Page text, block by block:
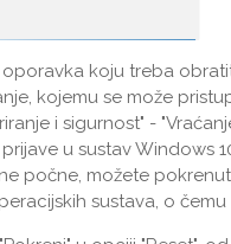
oporavka koju treba
kojemu se može
i sigurnost" -
u sustav Windows
počne, možete
sustava, o čemu